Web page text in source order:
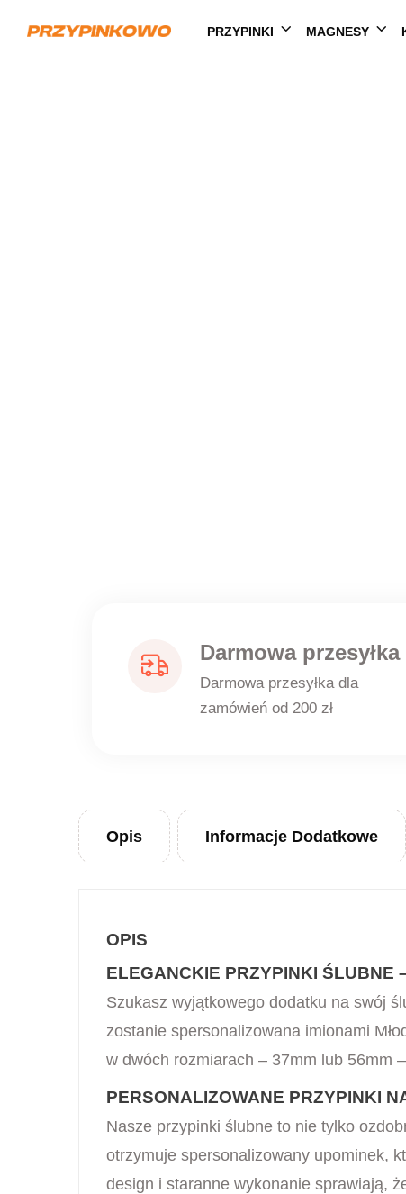
PRZYPINKI MAGNESY
Darmowa przesyłka
Darmowa przesyłka dla
zamówień od 200 zł
Opis Informacje Dodatkowe
OPIS
ELEGANCKIE PRZYPINKI ŚLUBNE
Szukasz wyjątkowego dodatku na swój
zostanie spersonalizowana imionami
w dwóch rozmiarach – 37mm lub 56mm
PERSONALIZOWANE PRZYPINKI
Nasze przypinki ślubne to nie tylko
otrzymuje spersonalizowany upominek,
design i staranne wykonanie sprawiają,